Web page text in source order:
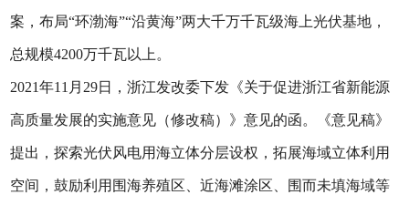
案，布局“环渤海”“沿黄海”两大千万千瓦级海上光伏基地，
总规模4200万千瓦以上。
2021年11月29日，浙江发改委下发《关于促进浙江省新能源
高质量发展的实施意见（修改稿）》意见的函。《意见稿》
提出，探索光伏风电用海立体分层设权，拓展海域立体利用
空间，鼓励利用围海养殖区、近海滩涂区、围而未填海域等